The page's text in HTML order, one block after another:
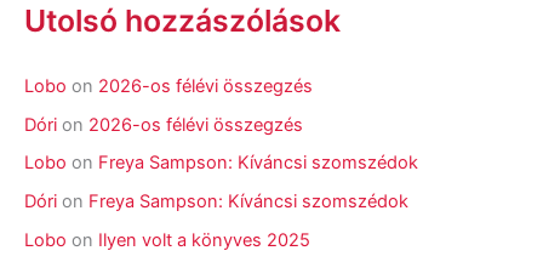
Utolsó hozzászólások
Lobo on 2026-os félévi összegzés
Dóri on 2026-os félévi összegzés
Lobo on Freya Sampson: Kíváncsi szomszédok
Dóri on Freya Sampson: Kíváncsi szomszédok
Lobo on Ilyen volt a könyves 2025